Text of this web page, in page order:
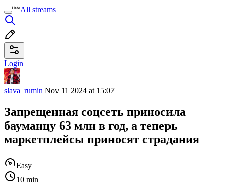
All streams
Login
slava_rumin Nov 11 2024 at 15:07
Запрещенная соцсеть приносила
бауманцу 63 млн в год, а теперь
маркетплейсы приносят страдания
Easy
10 min